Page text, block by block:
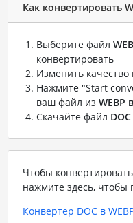
Как конвертировать
Выберите файл
конвертировать
Изменить
Нажмите "Start
ваш файл из WEBP
Скачайте файл DOC
Чтобы
нажмите здесь, чтобы
Конвертер DOC в